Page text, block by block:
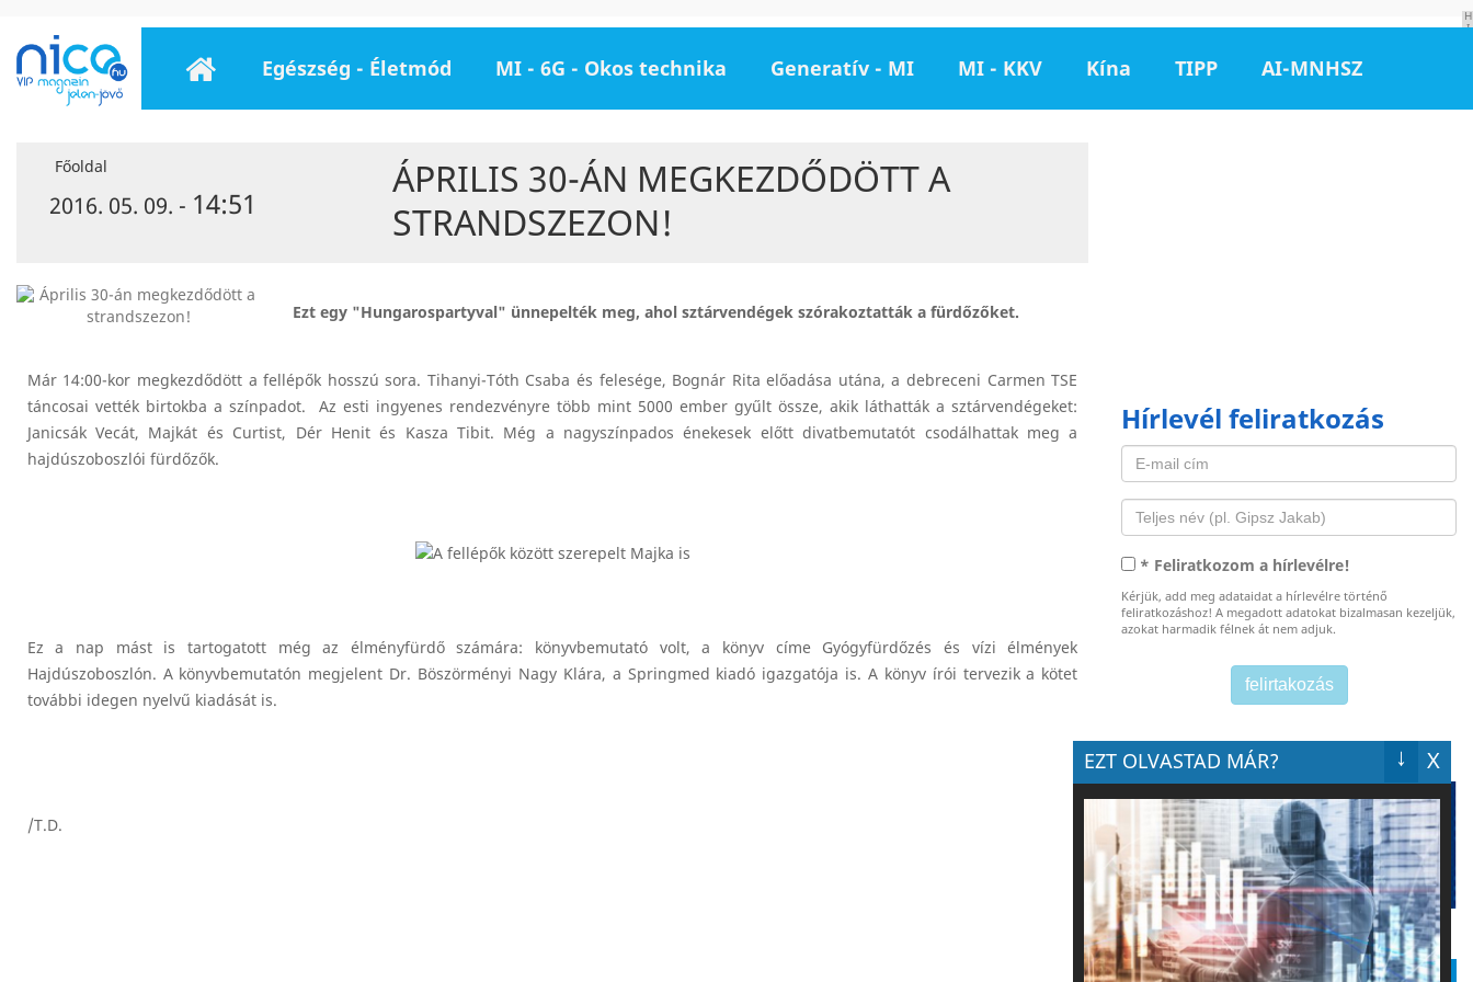
H
I
Egészség - Életmód MI - 6G - Okos technika Generatív - MI MI - KKV Kína TIPP AI-MNHSZ
Főoldal
2016. 05. 09. - 14:51
ÁPRILIS 30-ÁN MEGKEZDŐDÖTT A
STRANDSZEZON!
Ezt egy "Hungarospartyval" ünnepelték meg, ahol sztárvendégek szórakoztatták a fürdőzőket.
Már 14:00-kor megkezdődött a fellépők hosszú sora. Tihanyi-Tóth Csaba és felesége, Bognár Rita előadása utána, a debreceni Carmen TSE
táncosai vették birtokba a színpadot. Az esti ingyenes rendezvényre több mint 5000 ember gyűlt össze, akik láthatták a sztárvendégeket:
Janicsák Vecát, Majkát és Curtist, Dér Henit és Kasza Tibit. Még a nagyszínpados énekesek előtt divatbemutatót csodálhattak meg a
hajdúszoboszlói fürdőzők.
Ez a nap mást is tartogatott még az élményfürdő számára: könyvbemutató volt, a könyv címe Gyógyfürdőzés és vízi élmények
Hajdúszoboszlón. A könyvbemutatón megjelent Dr. Böszörményi Nagy Klára, a Springmed kiadó igazgatója is. A könyv írói tervezik a kötet
további idegen nyelvű kiadását is.
/T.D.
Hírlevél feliratkozás
* Feliratkozom a hírlevélre!
Kérjük, add meg adataidat a hírlevélre történő
feliratkozáshoz! A megadott adatokat bizalmasan kezeljük,
azokat harmadik félnek át nem adjuk.
EZT OLVASTAD MÁR? X
↓